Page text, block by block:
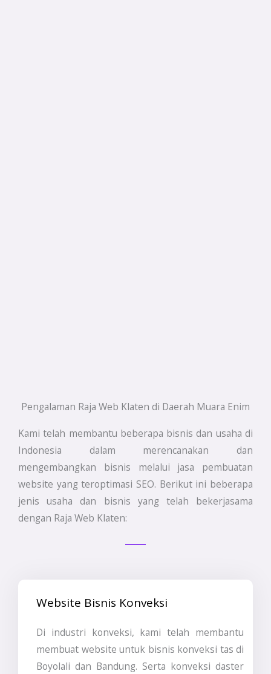
Pengalaman Raja Web Klaten di Daerah Muara Enim
Kami telah membantu beberapa bisnis dan usaha di
Indonesia dalam merencanakan dan
mengembangkan bisnis melalui jasa pembuatan
website yang teroptimasi SEO. Berikut ini beberapa
jenis usaha dan bisnis yang telah bekerjasama
dengan Raja Web Klaten:
Website Bisnis Konveksi
Di industri konveksi, kami telah membantu
membuat website untuk bisnis konveksi tas di
Boyolali dan Bandung. Serta konveksi daster